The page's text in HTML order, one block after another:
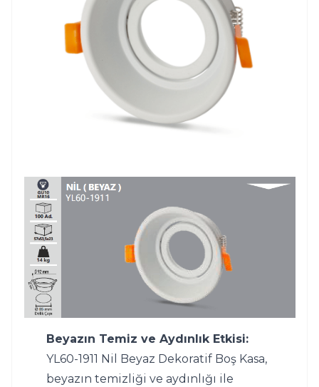
Beyazın Temiz ve Aydınlık Etkisi:
YL60-1911 Nil Beyaz Dekoratif Boş Kasa,
beyazın temizliği ve aydınlığı ile